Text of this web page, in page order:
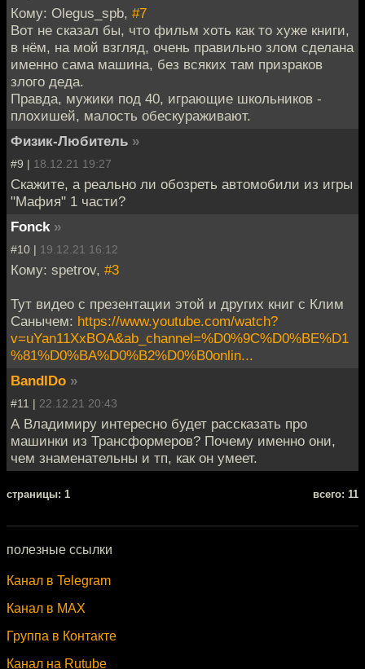
Кому: Olegus_spb, #7
Вот не сказал бы, что фильм хоть как то хуже книги,
в нём, на мой взгляд, очень правильно злом сделана
именно сама машина, без всяких там призраков
злого деда.
Правда, мужики под 40, играющие школьников -
плохишей, малость обескураживают.
Физик-Любитель »
#9 | 18.12.21 19:27
Скажите, а реально ли обозреть автомобили из игры
"Мафия" 1 части?
Fonck »
#10 | 19.12.21 16:12
Кому: spetrov, #3
Тут видео с презентации этой и других книг с Клим
Санычем: https://www.youtube.com/watch?
v=uYan11XxBOA&ab_channel=%D0%9C%D0%BE%D1
%81%D0%BA%D0%B2%D0%B0onlin...
BandIDo »
#11 | 22.12.21 20:43
А Владимиру интересно будет рассказать про
машинки из Трансформеров? Почему именно они,
чем знаменательны и тп, как он умеет.
cтраницы: 1 всего: 11
полезные ссылки
Канал в Telegram
Канал в MAX
Группа в Контакте
Канал на Rutube